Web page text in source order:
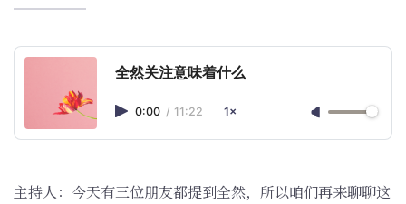
全然关注意味着什么
0:00 / 11:22 1×
主持人：今天有三位朋友都提到全然，所以咱们再来聊聊这